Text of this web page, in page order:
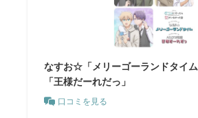
なすお☆「メリーゴーランドタイ
「王様だーれだっ」
口コミを見る